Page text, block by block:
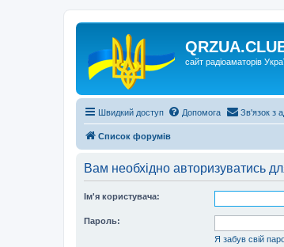
сайт радіоаматорів
Швидкий доступ Допомога Зв'язок з
Список форумів
Вам необхідно авторизуватись
Ім'я користувача:
Пароль:
Я забув свій